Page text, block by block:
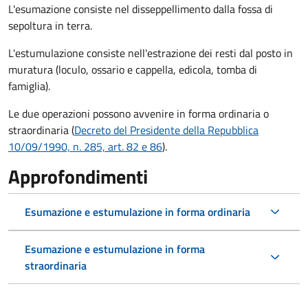
L'esumazione consiste nel disseppellimento dalla fossa di
sepoltura in terra.
L'estumulazione consiste nell'estrazione dei resti dal posto in
muratura (loculo, ossario e cappella, edicola, tomba di
famiglia).
Le due operazioni possono avvenire in forma ordinaria o
straordinaria (Decreto del Presidente della Repubblica
10/09/1990, n. 285, art. 82 e 86).
Approfondimenti
Esumazione e estumulazione in forma ordinaria
Esumazione e estumulazione in forma
straordinaria